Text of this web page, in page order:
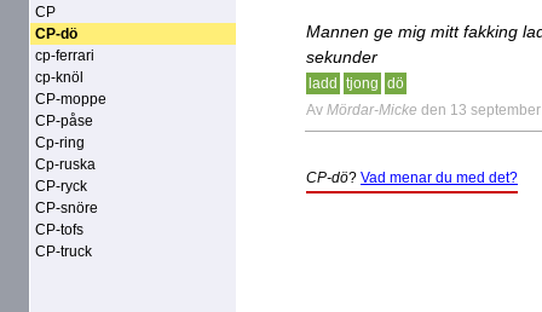
CP
CP-dö
cp-ferrari
cp-knöl
CP-moppe
CP-påse
Cp-ring
Cp-ruska
CP-ryck
CP-snöre
CP-tofs
CP-truck
Mannen ge mig mitt fakking
sekunder
ladd tjong dö
Av Mördar-Micke den 13
CP-dö? Vad menar du med det?